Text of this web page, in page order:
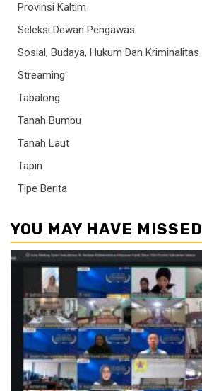
Provinsi Kaltim
Seleksi Dewan Pengawas
Sosial, Budaya, Hukum Dan Kriminalitas
Streaming
Tabalong
Tanah Bumbu
Tanah Laut
Tapin
Tipe Berita
YOU MAY HAVE MISSED